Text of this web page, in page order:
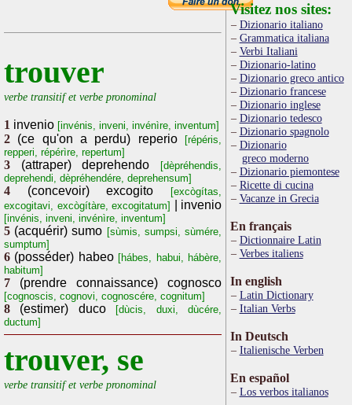
trouver
verbe transitif et verbe pronominal
1 invenio [invénis, inveni, invénìre, inventum]
2 (ce qu'on a perdu) reperio
[répéris,
repperi, répérìre, repertum]
3 (attraper) deprehendo
[dèpréhendis,
deprehendi, dèpréhendére, deprehensum]
4 (concevoir) excogito
[excògítas,
excogitavi, excògítàre, excogitatum]
| invenio
[invénis, inveni, invénìre, inventum]
5 (acquérir) sumo [sùmis, sumpsi, sùmére,
sumptum]
6 (posséder) habeo [hábes, habui, hábère,
habitum]
7 (prendre connaissance) cognosco
[cognoscis, cognovi, cognoscére, cognitum]
8 (estimer) duco
[dùcis, duxi, dùcére,
ductum]
trouver, se
verbe transitif et verbe pronominal
Visitez nos sites:
Dizionario italiano
Grammatica italiana
Verbi Italiani
Dizionario-latino
Dizionario greco antico
Dizionario francese
Dizionario inglese
Dizionario tedesco
Dizionario spagnolo
Dizionario
greco moderno
Dizionario piemontese
Ricette di cucina
Vacanze in Grecia
En français
Dictionnaire Latin
Verbes italiens
In english
Latin Dictionary
Italian Verbs
In Deutsch
Italienische Verben
En español
Los verbos italianos